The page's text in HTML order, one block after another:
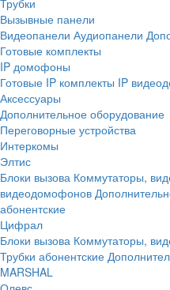
Трубки
Вызывные панели
Видеопанели Аудиопанели
Готовые комплекты
IP домофоны
Готовые IP комплекты IP
Аксессуары
Дополнительное оборудование
Переговорные устройства
Интеркомы
Элтис
Блоки вызова Коммутаторы,
видеодомофонов
абонентские
Цифрал
Блоки вызова Коммутаторы,
Трубки абонентские
MARSHAL